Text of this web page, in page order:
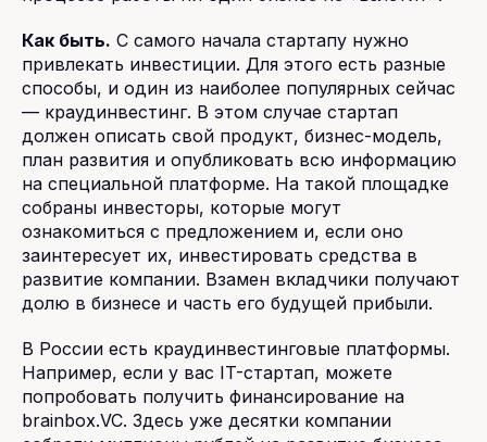
Как быть. С самого начала стартапу нужно
привлекать инвестиции. Для этого есть разные
способы, и один из наиболее популярных сейчас
— краудинвестинг. В этом случае стартап
должен описать свой продукт, бизнес-модель,
план развития и опубликовать всю информацию
на специальной платформе. На такой площадке
собраны инвесторы, которые могут
ознакомиться с предложением и, если оно
заинтересует их, инвестировать средства в
развитие компании. Взамен вкладчики получают
долю в бизнесе и часть его будущей прибыли.
В России есть краудинвестинговые платформы.
Например, если у вас IT-стартап, можете
попробовать получить финансирование на
brainbox.VC. Здесь уже десятки компании